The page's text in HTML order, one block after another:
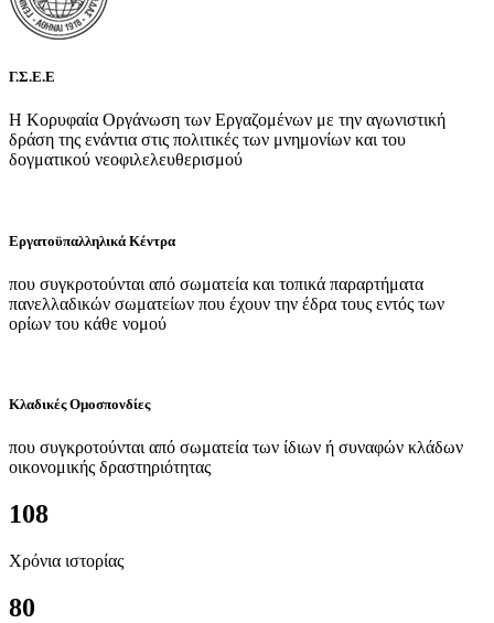
Γ.Σ.Ε.Ε
Η Κορυφαία Οργάνωση των Εργαζομένων με την αγωνιστική
δράση της ενάντια στις πολιτικές των μνημονίων και του
δογματικού νεοφιλελευθερισμού
Εργατοϋπαλληλικά Κέντρα
που συγκροτούνται από σωματεία και τοπικά παραρτήματα
πανελλαδικών σωματείων που έχουν την έδρα τους εντός των
ορίων του κάθε νομού
Κλαδικές Ομοσπονδίες
που συγκροτούνται από σωματεία των ίδιων ή συναφών κλάδων
οικονομικής δραστηριότητας
108
Χρόνια ιστορίας
80